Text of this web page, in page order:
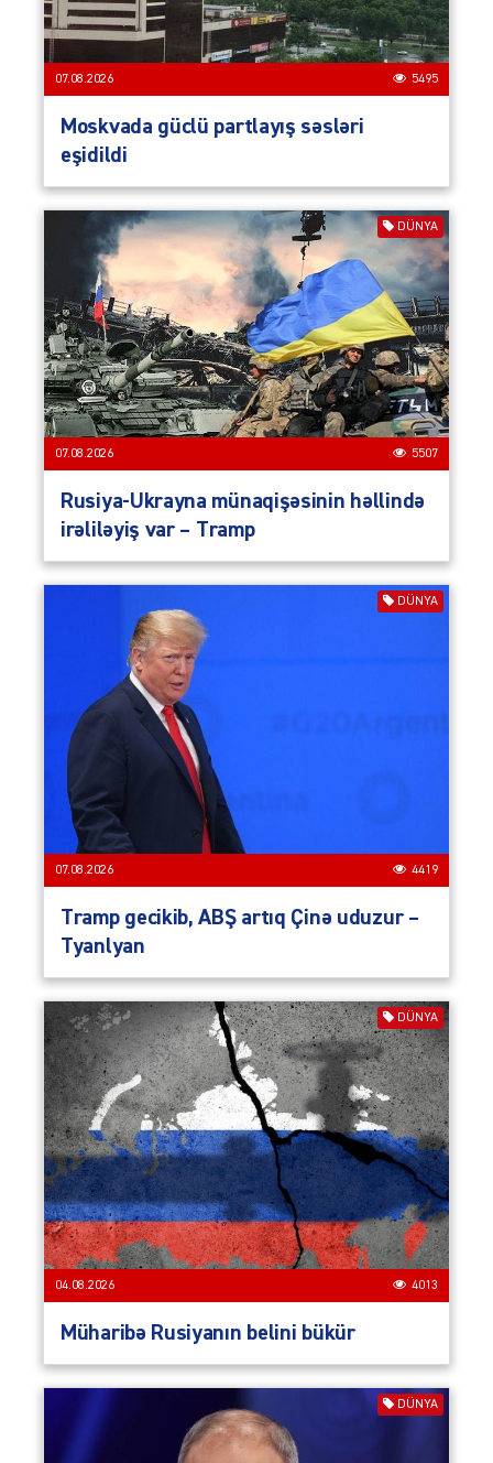
07.08.2026 5495
Moskvada güclü partlayış səsləri
eşidildi
DÜNYA
07.08.2026 5507
Rusiya-Ukrayna münaqişəsinin həllində
irəliləyiş var – Tramp
DÜNYA
07.08.2026 4419
Tramp gecikib, ABŞ artıq Çinə uduzur –
Tyanlyan
DÜNYA
04.08.2026 4013
Müharibə Rusiyanın belini bükür
DÜNYA